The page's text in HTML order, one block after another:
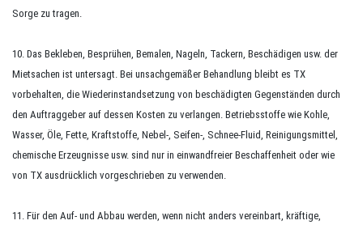
Sorge zu tragen.
10. Das Bekleben, Besprühen, Bemalen, Nageln, Tackern, Beschädigen usw. der
Mietsachen ist untersagt. Bei unsachgemäßer Behandlung bleibt es TX
vorbehalten, die Wiederinstandsetzung von beschädigten Gegenständen durch
den Auftraggeber auf dessen Kosten zu verlangen. Betriebsstoffe wie Kohle,
Wasser, Öle, Fette, Kraftstoffe, Nebel-, Seifen-, Schnee-Fluid, Reinigungsmittel,
chemische Erzeugnisse usw. sind nur in einwandfreier Beschaffenheit oder wie
von TX ausdrücklich vorgeschrieben zu verwenden.
11. Für den Auf- und Abbau werden, wenn nicht anders vereinbart, kräftige,